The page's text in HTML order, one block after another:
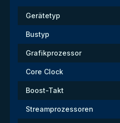
Gerätetyp
Bustyp
Grafikprozessor
Core Clock
Boost-Takt
Streamprozessoren